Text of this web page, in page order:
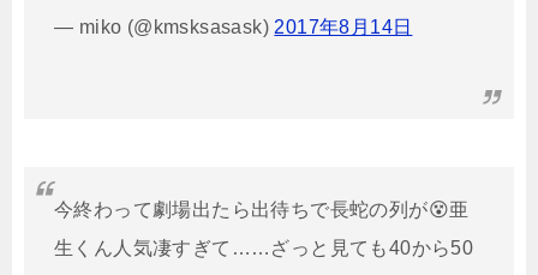
— miko (@kmsksasask) 2017年8月14日
今終わって劇場出たら出待ちで長蛇の列が😵亜
生くん人気凄すぎて……ざっと見ても40から50